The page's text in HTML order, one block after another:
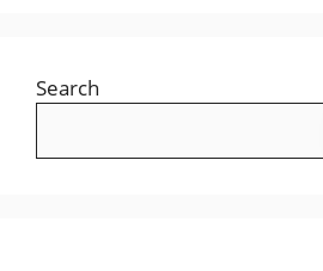
Search